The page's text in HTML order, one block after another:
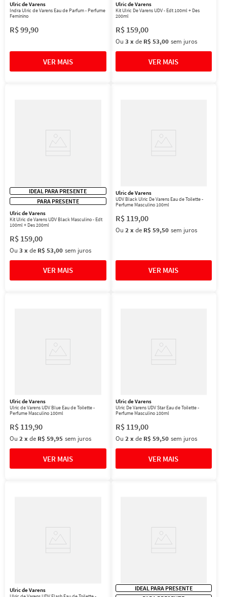
Ulric de Varens
Indra Ulric de Varens Eau de Parfum - Perfume
Feminino
R$99,90
Ulric de Varens
Kit Ulric De Varens UDV - Edt 100ml + Des
200ml
R$ 159,00
Ou 3 xde R$ 53,00 sem juros
IDEAL PARA PRESENTE
PARA PRESENTE
Ulric de Varens
Kit Ulric de Varens UDV Black Masculino - Edt
100ml + Des 200ml
R$ 159,00
Ou 3 xde R$ 53,00 sem juros
Ulric de Varens
UDV Black Ulric De Varens Eau de Toilette -
Perfume Masculino 100ml
R$ 119,00
Ou 2 xde R$ 59,50 sem juros
Ulric de Varens
Ulric de Varens UDV Blue Eau de Toilette -
Perfume Masculino 100ml
R$ 119,90
Ou 2xde R$ 59,95 sem juros
Ulric de Varens
Ulric De Varens UDV Star Eau de Toilette -
Perfume Masculino 100ml
R$ 119,00
Ou 2 xde R$ 59,50 sem juros
Ulric de Varens
IDEAL PARA PRESENTE